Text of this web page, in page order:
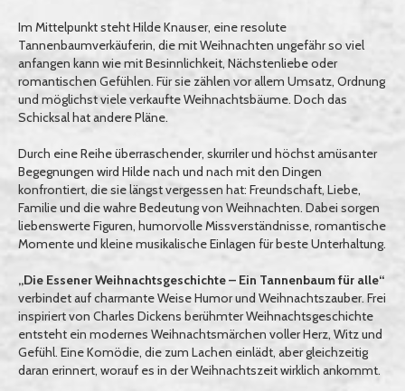
Im Mittelpunkt steht Hilde Knauser, eine resolute
Tannenbaumverkäuferin, die mit Weihnachten ungefähr so viel
anfangen kann wie mit Besinnlichkeit, Nächstenliebe oder
romantischen Gefühlen. Für sie zählen vor allem Umsatz, Ordnung
und möglichst viele verkaufte Weihnachtsbäume. Doch das
Schicksal hat andere Pläne.
Durch eine Reihe überraschender, skurriler und höchst amüsanter
Begegnungen wird Hilde nach und nach mit den Dingen
konfrontiert, die sie längst vergessen hat: Freundschaft, Liebe,
Familie und die wahre Bedeutung von Weihnachten. Dabei sorgen
liebenswerte Figuren, humorvolle Missverständnisse, romantische
Momente und kleine musikalische Einlagen für beste Unterhaltung.
„Die Essener Weihnachtsgeschichte – Ein Tannenbaum für alle“
verbindet auf charmante Weise Humor und Weihnachtszauber. Frei
inspiriert von Charles Dickens berühmter Weihnachtsgeschichte
entsteht ein modernes Weihnachtsmärchen voller Herz, Witz und
Gefühl. Eine Komödie, die zum Lachen einlädt, aber gleichzeitig
daran erinnert, worauf es in der Weihnachtszeit wirklich ankommt.